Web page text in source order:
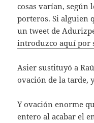
cosas varían, según
porteros. Si alguien
un tweet de
introduzco aquí por
Asier sustituyó a
ovación de la tarde,
Y ovación enorme
entero al acabar el